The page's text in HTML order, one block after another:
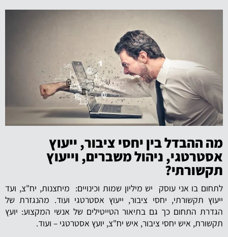
מה ההבדל בין יחסי ציבור, ייעוץ
אסטרטגי, ניהול משברים, וייעוץ
תקשורתי?
לתחום בו אני עוסק יש מיליון שמות וכינויים: מיחצנות, יח"צ, ועד
ייעוץ תקשורתי, יחסי ציבור, ייעוץ אסטרטגי ועוד. מהנגזרת של
הגדרת התחום כך גם בתיאור הטייטילים של אנשי המקצוע: יועץ
תקשורת, איש יחסי ציבור, איש יח"צ, יועץ אסטרטגי – ועוד.